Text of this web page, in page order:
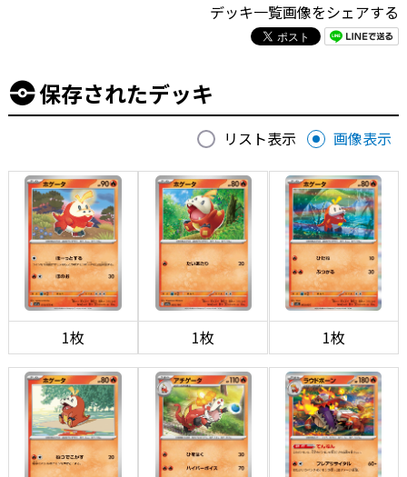
デッキ一覧画像をシェアする
保存されたデッキ
リスト表示 画像表示
1枚 1枚 1枚